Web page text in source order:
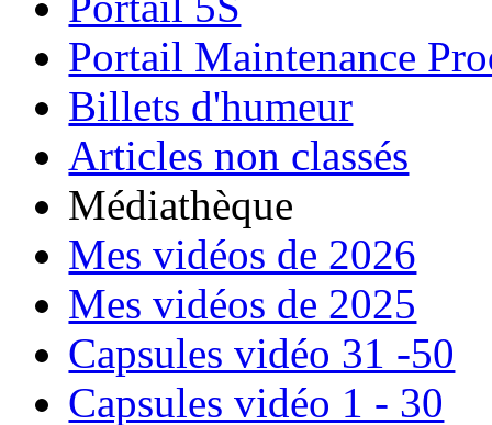
Portail Maintenance
Billets d'humeur
Articles non classés
Médiathèque
Mes vidéos de 2026
Mes vidéos de 2025
Capsules vidéo 31 -50
Capsules vidéo 1 - 30